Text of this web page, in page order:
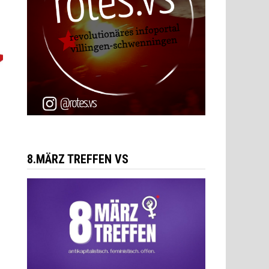
8.MÄRZ TREFFEN VS